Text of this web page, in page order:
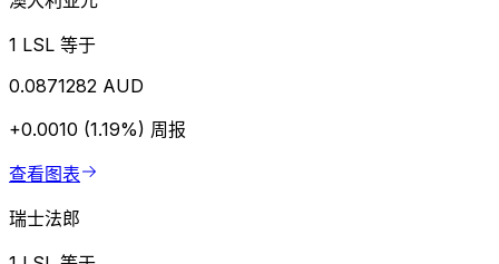
1 LSL 等于
0.0871282 AUD
+0.0010 (1.19%) 周报
查看图表
瑞士法郎